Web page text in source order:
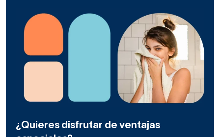
¿Quieres disfrutar de ventajas